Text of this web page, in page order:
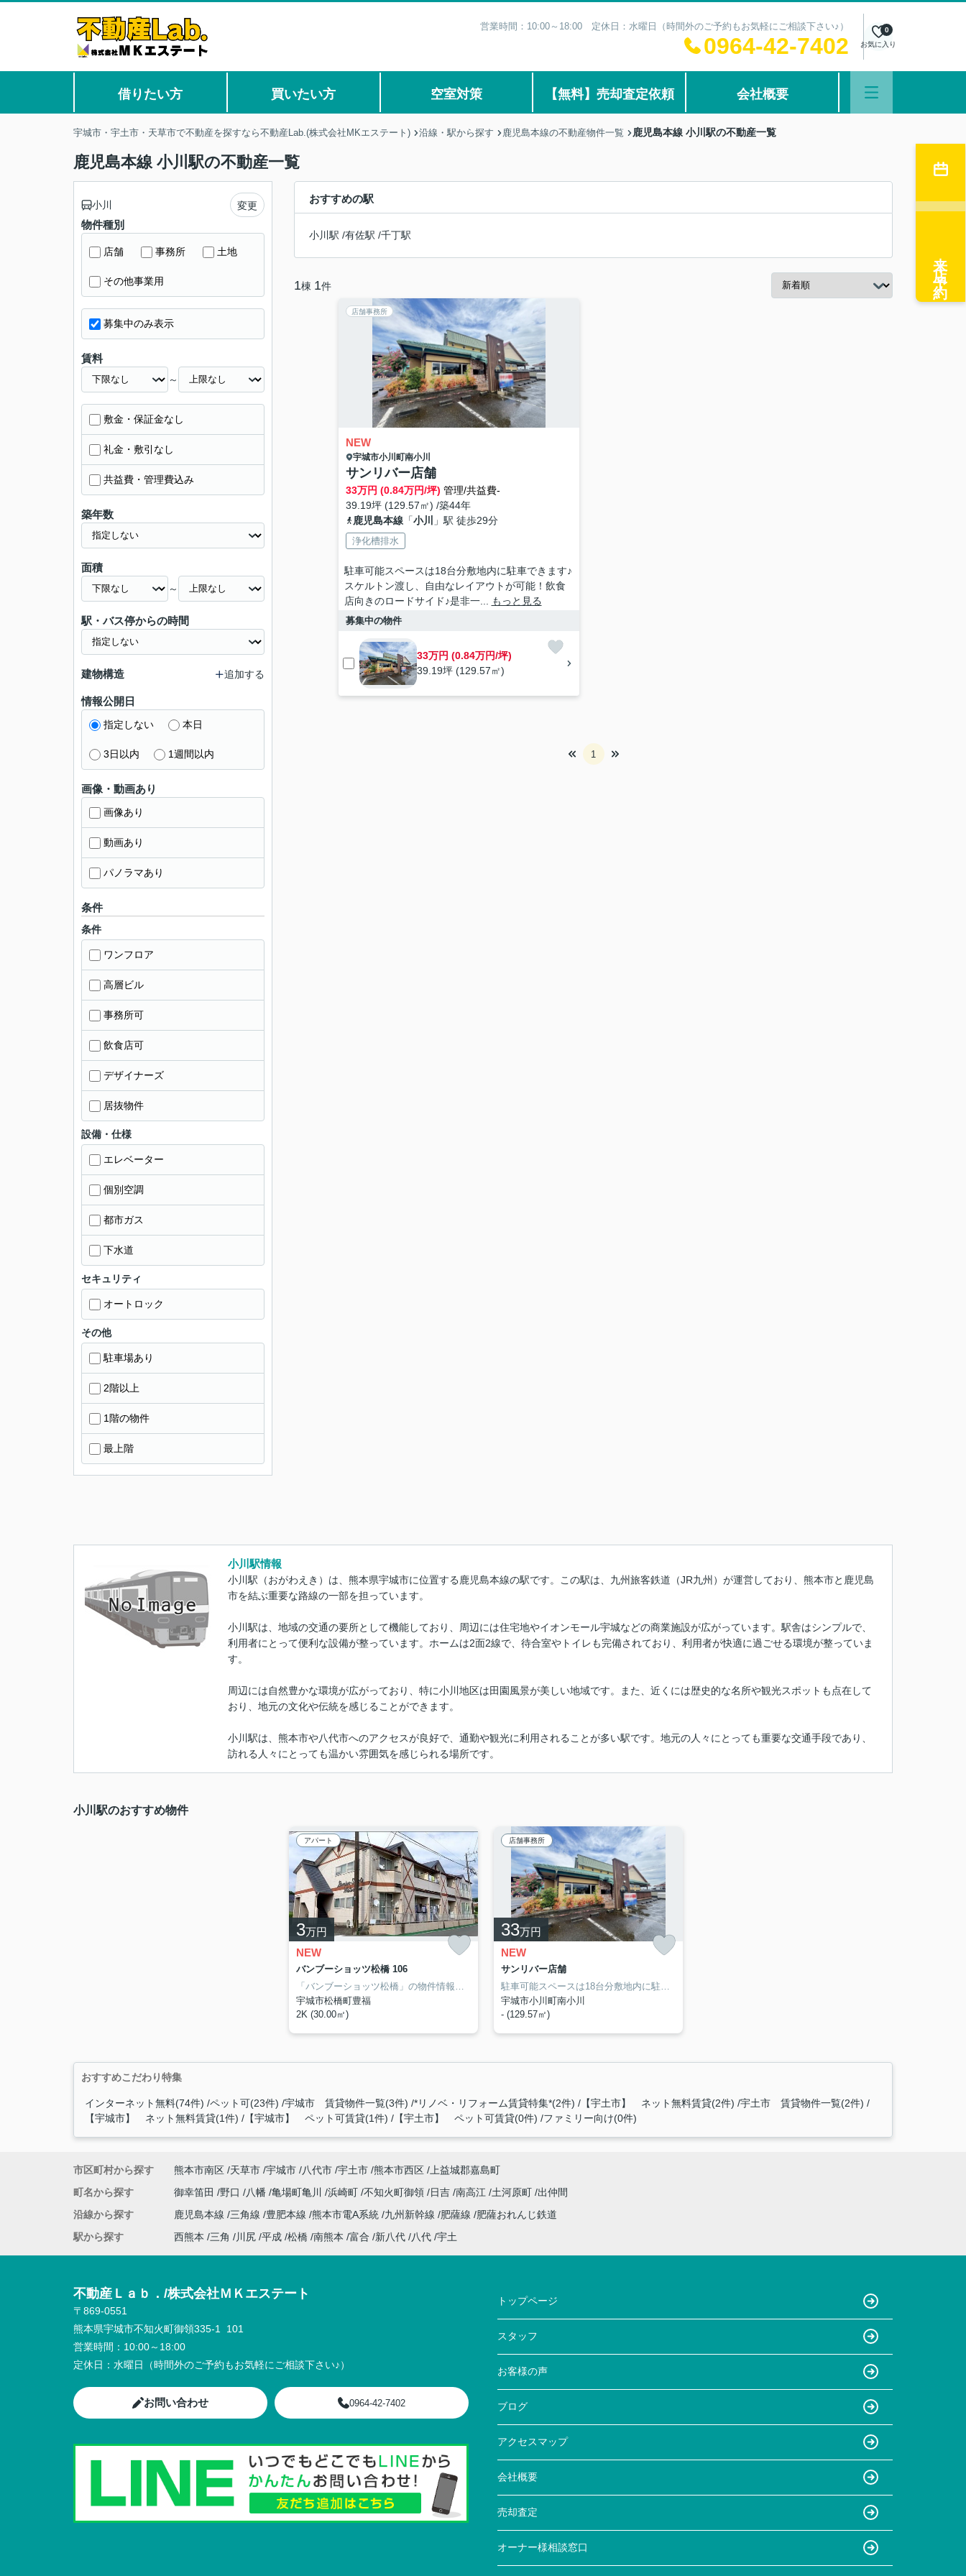
営業時間：10:00～18:00 定休日：水曜日（時間外のご予約もお気軽にご相談下さい♪）
0964-42-7402 お気に入り
0
借りたい方 買いたい方 空室対策 【無料】売却査定依頼 会社概要
宇城市・宇土市・天草市で不動産を探すなら不動産Lab.(株式会社MKエステート) 沿線・駅から探す 鹿児島本線の不動産物件一覧 鹿児島本線 小川駅の不動産一覧
鹿児島本線 小川駅の不動産一覧
おすすめの駅
小川駅 /有佐駅 /千丁駅
1棟 1件
店舗事務所
NEW
宇城市小川町南小川
サンリバー店舗
33万円 (0.84万円/坪) 管理/共益費-
39.19坪 (129.57㎡) /築44年
鹿児島本線「小川 」駅 徒歩29分
浄化槽排水
駐車可能スペースは18台分敷地内に駐車できます♪
スケルトン渡し、自由なレイアウトが可能！飲食
店向きのロードサイド♪是非一...
もっと見る
募集中の物件
33万円 (0.84万円/坪)
39.19坪 (129.57㎡)
1
小川 変更
物件種別
店舗 事務所 土地
その他事業用
募集中のみ表示
賃料
～
敷金・保証金なし
礼金・敷引なし
共益費・管理費込み
築年数
面積
～
駅・バス停からの時間
建物構造 追加する
情報公開日
指定しない 本日
3日以内 1週間以内
画像・動画あり
画像あり
動画あり
パノラマあり
条件
条件
ワンフロア
高層ビル
事務所可
飲食店可
デザイナーズ
居抜物件
設備・仕様
エレベーター
個別空調
都市ガス
下水道
セキュリティ
オートロック
その他
駐車場あり
2階以上
1階の物件
最上階
小川駅情報
小川駅（おがわえき）は、熊本県宇城市に位置する鹿児島本線の駅です。この駅は、九州旅客鉄道（JR九州）が運営しており、熊本市と鹿児島
市を結ぶ重要な路線の一部を担っています。
小川駅は、地域の交通の要所として機能しており、周辺には住宅地やイオンモール宇城などの商業施設が広がっています。駅舎はシンプルで、
利用者にとって便利な設備が整っています。ホームは2面2線で、待合室やトイレも完備されており、利用者が快適に過ごせる環境が整っていま
す。
周辺には自然豊かな環境が広がっており、特に小川地区は田園風景が美しい地域です。また、近くには歴史的な名所や観光スポットも点在して
おり、地元の文化や伝統を感じることができます。
小川駅は、熊本市や八代市へのアクセスが良好で、通勤や観光に利用されることが多い駅です。地元の人々にとっても重要な交通手段であり、
訪れる人々にとっても温かい雰囲気を感じられる場所です。
小川駅のおすすめ物件
アパート
3万円
NEW
バンブーショッツ松橋 106
「バンブーショッツ松橋」の物件情報をお探しならお気軽にお問い合わせ下さい。大きいお部屋ではありませんが、十分快適に過ごせる空間です。お引越をご検討している方にオススメするエリアは宇城市です。住環境が整っているので、快適に暮らせますよ。また、当社オススメの賃貸物件も豊富にありますので、ぜひご連絡下さい。
宇城市松橋町豊福
2K (30.00㎡)
店舗事務所
33万円
NEW
サンリバー店舗
駐車可能スペースは18台分敷地内に駐車できます♪スケルトン渡し、自由なレイアウトが可能！飲食店向きのロードサイド♪是非一度ご見学下さい！
宇城市小川町南小川
- (129.57㎡)
おすすめこだわり特集
インターネット無料(74件) ペット可(23件) 宇城市 賃貸物件一覧(3件) *リノベ・リフォーム賃貸特集*(2件) 【宇土市】 ネット無料賃貸(2件) 宇土市 賃貸物件一覧(2件)
【宇城市】 ネット無料賃貸(1件)
【宇城市】 ペット可賃貸(1件) 【宇土市】 ペット可賃貸(0件) ファミリー向け(0件)
来店予約
市区町村から探す 熊本市南区 天草市 宇城市 八代市 宇土市 熊本市西区
上益城郡嘉島町
町名から探す
御幸笛田 野口 八幡 亀場町亀川 浜崎町 不知火町御領 日吉 南高江 土河原町 出仲間
沿線から探す
鹿児島本線 三角線 豊肥本線 熊本市電A系統 九州新幹線 肥薩線
肥薩おれんじ鉄道
駅から探す
西熊本 三角 川尻 平成 松橋 南熊本 富合 新八代 八代 宇土
不動産Ｌａｂ．/株式会社ＭＫエステート
〒869-0551
熊本県宇城市不知火町御領335-1 101
営業時間： 10:00～18:00
定休日： 水曜日（時間外のご予約もお気軽にご相談下さい♪）
お問い合わせ 0964-42-7402
トップページ
スタッフ
お客様の声
ブログ
アクセスマップ
会社概要
売却査定
オーナー様相談窓口